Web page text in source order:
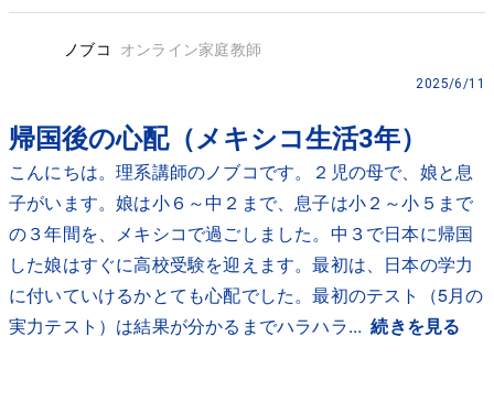
ノブコ オンライン家庭教師
2025/6/11
帰国後の心配（メキシコ生活3年）
こんにちは。理系講師のノブコです。２児の母で、娘と息
子がいます。娘は小６～中２まで、息子は小２～小５まで
の３年間を、メキシコで過ごしました。中３で日本に帰国
した娘はすぐに高校受験を迎えます。最初は、日本の学力
に付いていけるかとても心配でした。最初のテスト（5月の
実力テスト）は結果が分かるまでハラハラ... 続きを見る